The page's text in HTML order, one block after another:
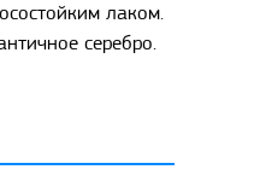
лаком.
серебро.